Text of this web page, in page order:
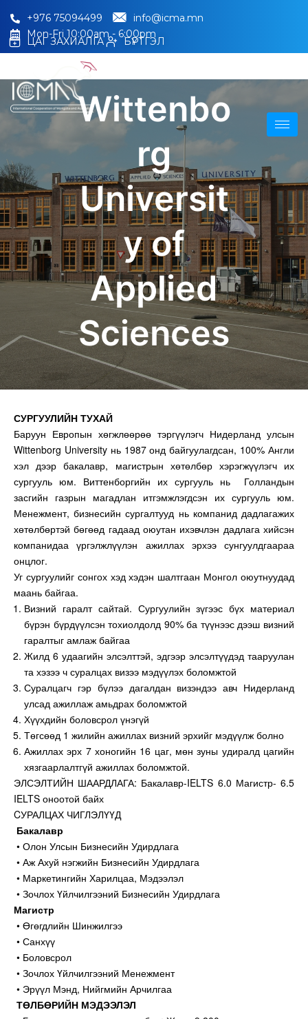
+976 75094499
info@icma.mn
Mon-Fri 10:00am - 6:00pm
ЦАГ ЗАХИАЛГА БҮРТГЭЛ
Wittenbo
rg
Universit
y of
Applied
Sciences
СУРГУУЛИЙН ТУХАЙ
Баруун Европын хөгжлөөрөө тэргүүлэгч Нидерланд улсын
Wittenborg University нь 1987 онд байгуулагдсан, 100% Англи
хэл дээр бакалавр, магистрын хөтөлбөр хэрэгжүүлэгч их
сургууль юм. Виттенборгийн их сургууль нь Голландын
засгийн газрын магадлан итгэмжлэгдсэн их сургууль юм.
Менежмент, бизнесийн сургалтууд нь компанид дадлагажих
хөтөлбөртэй бөгөөд гадаад оюутан ихэвчлэн дадлага хийсэн
компанидаа үргэлжлүүлэн ажиллах эрхээ сунгуулдгаараа
онцлог.
Уг сургуулийг сонгох хэд хэдэн шалтгаан Монгол оюутнуудад
маань байгаа.
Визний гаралт сайтай. Сургуулийн зүгээс бүх материал
бүрэн бүрдүүлсэн тохиолдолд 90% ба түүнээс дээш визний
гаралтыг амлаж байгаа
Жилд 6 удаагийн элсэлттэй, эдгээр элсэлтүүдэд тааруулан
та хэзээ ч суралцах визээ мэдүүлэх боломжтой
Суралцагч гэр бүлээ дагалдан визэндээ авч Нидерланд
улсад ажиллаж амьдрах боломжтой
Хүүхдийн боловсрол үнэгүй
Төгсөөд 1 жилийн ажиллах визний эрхийг мэдүүлж болно
Ажиллах эрх 7 хоногийн 16 цаг, мөн зуны удиралд цагийн
хязгаарлалтгүй ажиллах боломжтой.
ЭЛСЭЛТИЙН ШААРДЛАГА: Бакалавр-IELTS 6.0 Магистр- 6.5
IELTS оноотой байх
CУРАЛЦАХ ЧИГЛЭЛҮҮД
Бакалавр
• Олон Улсын Бизнесийн Удирдлага
• Аж Ахуй нэгжийн Бизнесийн Удирдлага
• Маркетингийн Харилцаа, Мэдээлэл
• Зочлох Үйлчилгээний Бизнесийн Удирдлага
Магистр
• Өгөгдлийн Шинжилгээ
• Санхүү
• Боловсрол
• Зочлох Үйлчилгээний Менежмент
• Эрүүл Мэнд, Нийгмийн Арчилгаа
ТӨЛБӨРИЙН МЭДЭЭЛЭЛ